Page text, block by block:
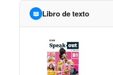
📖 Libro de texto